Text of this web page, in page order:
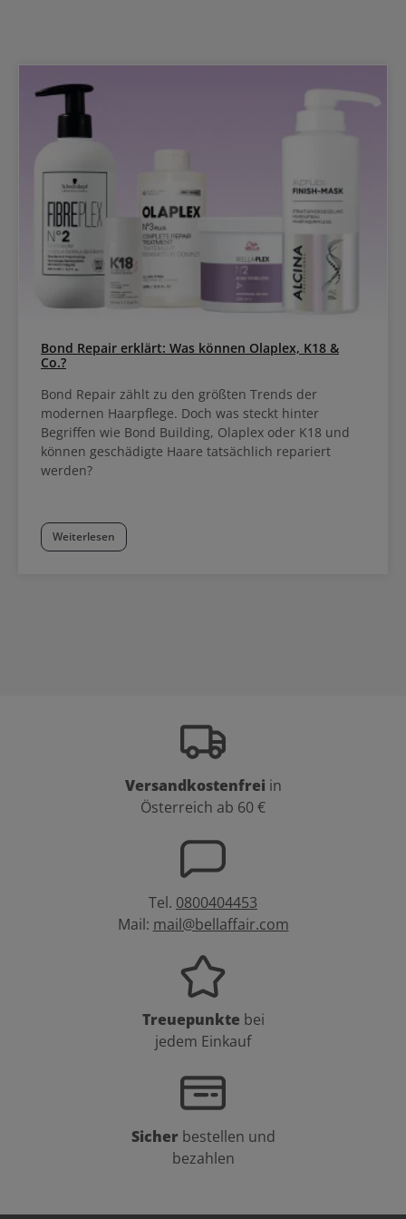
Bond Repair erklärt: Was können Olaplex, K18 &
Co.?
Bond Repair zählt zu den größten Trends der
modernen Haarpflege. Doch was steckt hinter
Begriffen wie Bond Building, Olaplex oder K18 und
können geschädigte Haare tatsächlich repariert
werden?
Weiterlesen
Versandkostenfrei in
Österreich ab 60 €
Tel. 0800404453
Mail: mail@bellaffair.com
Treuepunkte bei
jedem Einkauf
Sicher bestellen und
bezahlen